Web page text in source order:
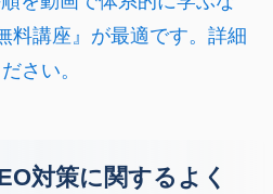
料講座』が最適です。詳細
さい。
対策に関するよく